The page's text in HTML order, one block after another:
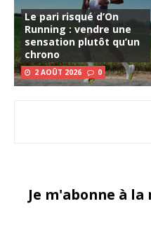
Le pari risqué d’On
Running : vendre une
sensation plutôt qu’un
chrono
2 AOÛT 2026 0
Je m'abonne à